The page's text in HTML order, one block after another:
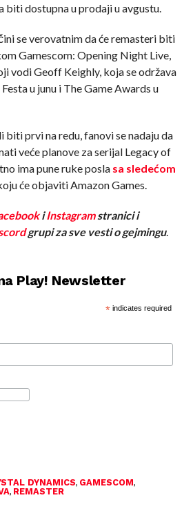
biti dostupna u prodaji u avgustu.
se verovatnim da će remasteri biti
Gamescom: Opening Night Live,
vodi Geoff Keighly, koja se održava
u junu i The Game Awards u
prvi na redu, fanovi se nadaju da
veće planove za serijal Legacy of
ima pune ruke posla sa sledećom
koju će objaviti Amazon Games.
iInstagramstranici i
grupi za sve vesti o gejmingu.
Play! Newsletter
*indicates required
DYNAMICS, GAMESCOM,
, REMASTER